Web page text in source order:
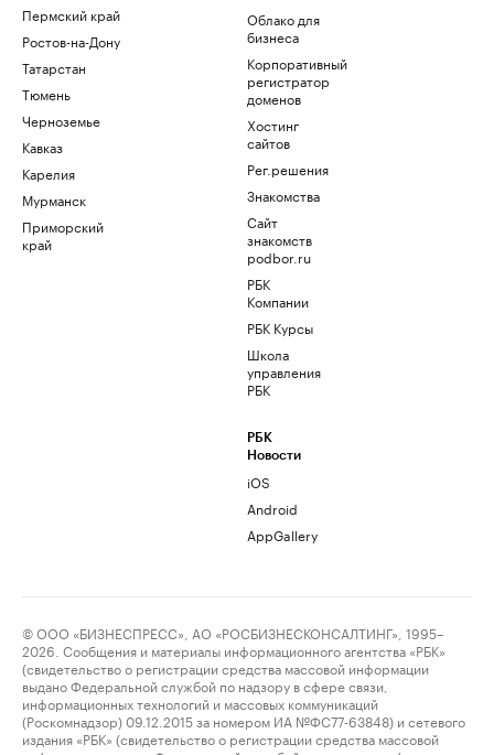
Пермский край
Ростов-на-Дону
Татарстан
Тюмень
Черноземье
Кавказ
Карелия
Мурманск
Приморский
край
Облако для
бизнеса
Корпоративный
регистратор
доменов
Хостинг
сайтов
Рег.решения
Знакомства
Сайт
знакомств
podbor.ru
РБК
Компании
РБК Курсы
Школа
управления
РБК
РБК
Новости
iOS
Android
AppGallery
© ООО «БИЗНЕСПРЕСС», АО «РОСБИЗНЕСКОНСАЛТИНГ», 1995–
2026. Сообщения и материалы информационного агентства «РБК»
(свидетельство о регистрации средства массовой информации
выдано Федеральной службой по надзору в сфере связи,
информационных технологий и массовых коммуникаций
(Роскомнадзор) 09.12.2015 за номером ИА №ФС77-63848) и сетевого
издания «РБК» (свидетельство о регистрации средства массовой